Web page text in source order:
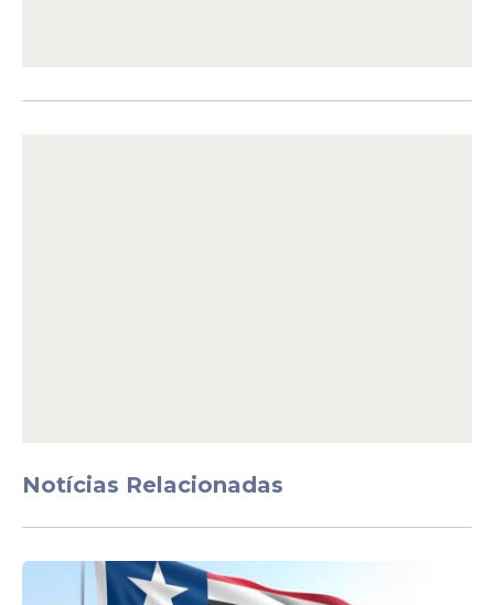
Concursos em
Notícias Relacionadas